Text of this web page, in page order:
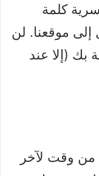
كلمة
إلى موقعنا. لن
بك (إلا عند
من وقت لآخر